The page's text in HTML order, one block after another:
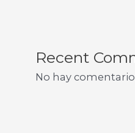
Recent
No hay